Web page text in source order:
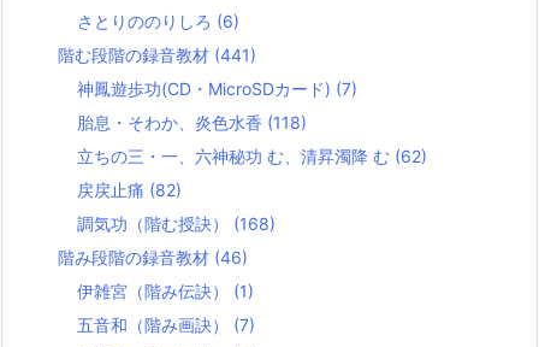
さとりののりしろ (6)
階む段階の録音教材 (441)
神鳳遊歩功(CD・MicroSDカード) (7)
胎息・そわか、炎色水香 (118)
立ちの三・一、六神秘功 む、清昇濁降 む (62)
戻戻止痛 (82)
調気功（階む授訣） (168)
階み段階の録音教材 (46)
伊雑宮（階み伝訣） (1)
五音和（階み画訣） (7)